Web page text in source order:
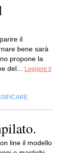
il
bene sarà
propone la
del...
Leggere il
line il modello